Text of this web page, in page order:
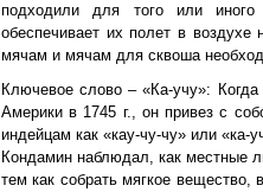
подходили для того или
обеспечивает их полет в
мячам и мячам для сквоша
Ключевое слово – «Ка-учу»:
Америки в 1745 г., он привез с
индейцам как «кау-чу-чу» или «ка-
Кондамин наблюдал, как местные
тем как собрать мягкое вещество,